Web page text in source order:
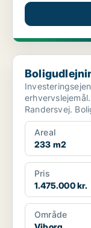
erhvervslejemål. Fin rødstensejendom beliggende på
Randersvej. Boliglejemålet, der er på 137 kvm +
kælder, ind...
Areal
233 m2
Pris
1.475.000 kr.
Område